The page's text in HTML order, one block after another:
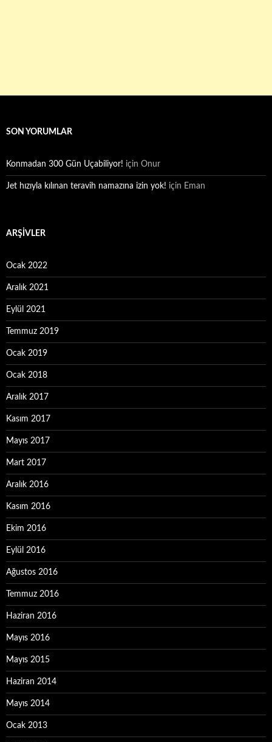
SON YORUMLAR
Konmadan 300 Gün Uçabiliyor! için Onur
Jet hızıyla kılınan teravih namazına izin yok! için Eman
ARŞIVLER
Ocak 2022
Aralık 2021
Eylül 2021
Temmuz 2019
Ocak 2019
Ocak 2018
Aralık 2017
Kasım 2017
Mayıs 2017
Mart 2017
Aralık 2016
Kasım 2016
Ekim 2016
Eylül 2016
Ağustos 2016
Temmuz 2016
Haziran 2016
Mayıs 2016
Mayıs 2015
Haziran 2014
Mayıs 2014
Ocak 2013